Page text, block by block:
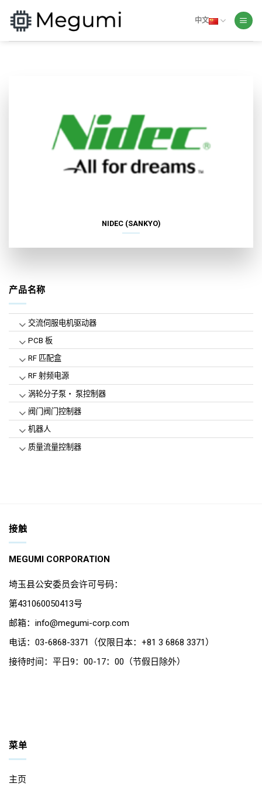
content
中文
产品名称
交流伺服电机驱动器
PCB 板
RF 匹配盒
RF 射频电源
涡轮分子泵・ 泵控制器
阀门阀门控制器
机器人
质量流量控制器
NIDEC (SANKYO)
接触
MEGUMI CORPORATION
埼玉县公安委员会许可号码：
第431060050413号
邮箱：info@megumi-corp.com
电话：03-6868-3371（仅限日本：+81 3 6868 3371）
接待时间：平日9：00-17：00（节假日除外）
菜单
主页